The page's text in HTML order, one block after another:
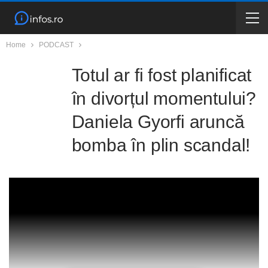
Home PODCAST
Totul ar fi fost planificat
în divorțul momentului?
Daniela Gyorfi aruncă
bomba în plin scandal!